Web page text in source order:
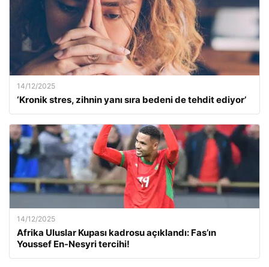
14/12/2025
‘Kronik stres, zihnin yanı sıra bedeni de tehdit ediyor’
14/12/2025
Afrika Uluslar Kupası kadrosu açıklandı: Fas’ın
Youssef En-Nesyri tercihi!